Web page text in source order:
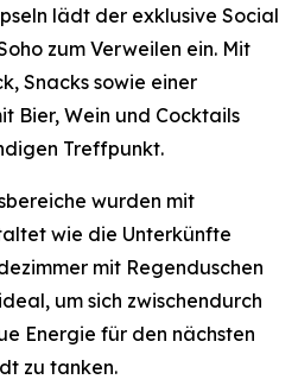
lädt der exklusive Social
zum Verweilen ein. Mit
Snacks sowie einer
Bier, Wein und Cocktails
Treffpunkt.
wurden mit
wie die Unterkünfte
mit Regenduschen
um sich zwischendurch
Energie für den nächsten
zu tanken.